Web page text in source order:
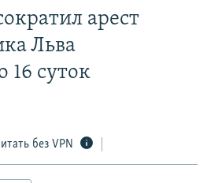
арест
Льва
16 суток
без VPN